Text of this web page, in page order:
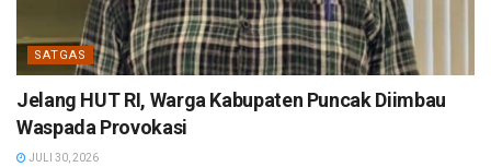
SATGAS
Jelang HUT RI, Warga Kabupaten Puncak Diimbau
Waspada Provokasi
JULI 30, 2026